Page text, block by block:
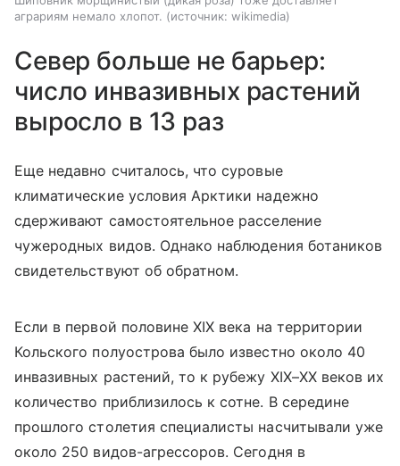
аграриям немало хлопот.
источник: wikimedia
Север больше не барьер:
число инвазивных растений
выросло в 13 раз
Еще недавно считалось, что суровые
климатические условия Арктики надежно
сдерживают самостоятельное расселение
чужеродных видов. Однако наблюдения ботаников
свидетельствуют об обратном.
Если в первой половине XIX века на территории
Кольского полуострова было известно около 40
инвазивных растений, то к рубежу XIX–XX веков их
количество приблизилось к сотне. В середине
прошлого столетия специалисты насчитывали уже
около 250 видов-агрессоров. Сегодня в